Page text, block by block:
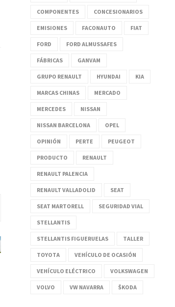
COMPONENTES CONCESIONARIOS
EMISIONES FACONAUTO FIAT
FORD FORD ALMUSSAFES
FÁBRICAS GANVAM
GRUPO RENAULT HYUNDAI KIA
MARCAS CHINAS MERCADO
MERCEDES NISSAN
NISSAN BARCELONA OPEL
OPINIÓN PERTE PEUGEOT
PRODUCTO RENAULT
RENAULT PALENCIA
RENAULT VALLADOLID SEAT
SEAT MARTORELL SEGURIDAD VIAL
STELLANTIS
STELLANTIS FIGUERUELAS TALLER
TOYOTA VEHÍCULO DE OCASIÓN
VEHÍCULO ELÉCTRICO VOLKSWAGEN
VOLVO VW NAVARRA ŠKODA